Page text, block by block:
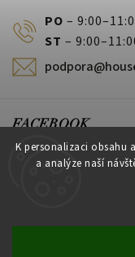
K personalizaci obsahu
a analýze naší
PO –
ST –
FACEBOOK